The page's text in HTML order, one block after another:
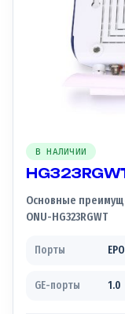
В НАЛИЧИИ
Основные
ONU-HG323RGWT
Порты
GE-порты 1.0